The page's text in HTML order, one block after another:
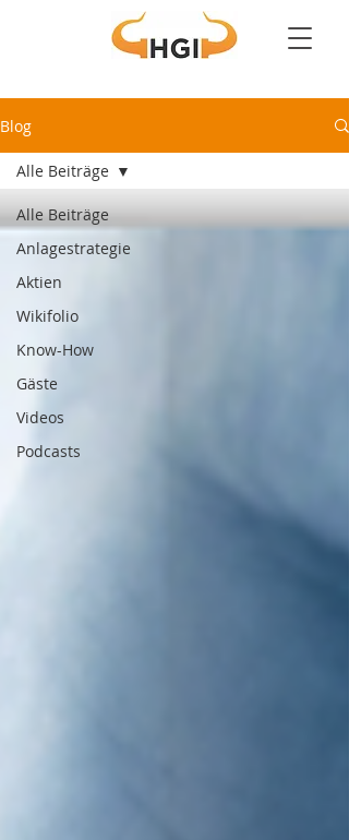
Blog
Alle Beiträge
Anlagestrategie
Aktien
Wikifolio
Know-How
Gäste
Videos
Podcasts
Alle Beiträge